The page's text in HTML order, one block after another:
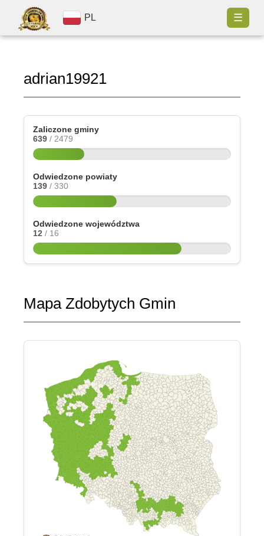
PL ☰
adrian19921
Zaliczone gminy
639 / 2479
Odwiedzone powiaty
139 / 330
Odwiedzone województwa
12 / 16
Mapa Zdobytych Gmin